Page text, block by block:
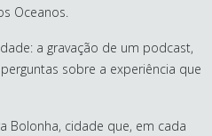
Oceanos.
a gravação de um podcast,
sobre a experiência que
Bolonha, cidade que, em cada